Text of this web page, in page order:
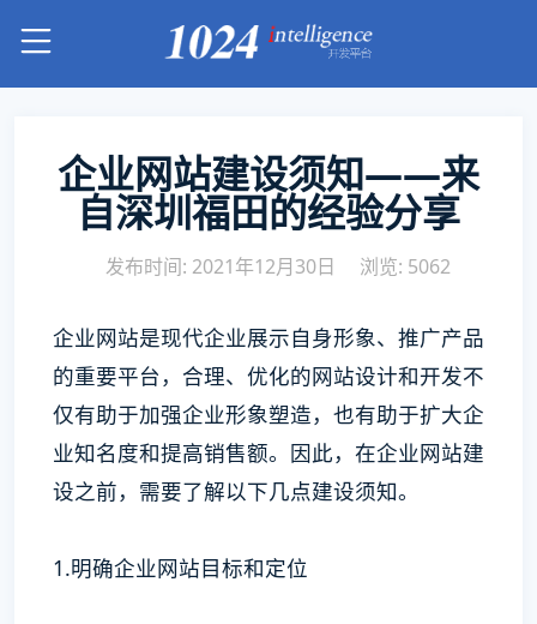
企业网站建设须知——来
自深圳福田的经验分享
发布时间: 2021年12月30日 浏览: 5062
企业网站是现代企业展示自身形象、推广产品
的重要平台，合理、优化的网站设计和开发不
仅有助于加强企业形象塑造，也有助于扩大企
业知名度和提高销售额。因此，在企业网站建
设之前，需要了解以下几点建设须知。
1.明确企业网站目标和定位